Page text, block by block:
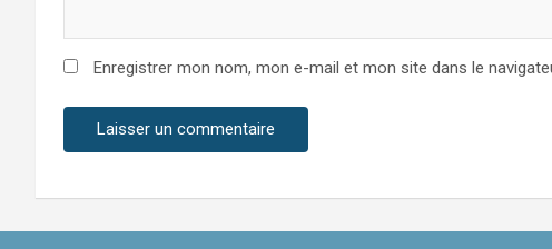
Enregistrer mon nom, mon e-mail et mon site dans le